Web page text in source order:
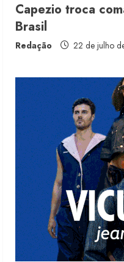
Capezio troca
Brasil
Redação 22 de julho
5
moda
4 de
1
Dia
moda
7 de